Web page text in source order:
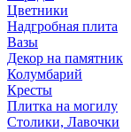
Цветники
Надгробная плита
Вазы
Декор на памятник
Колумбарий
Кресты
Плитка на могилу
Столики, Лавочки